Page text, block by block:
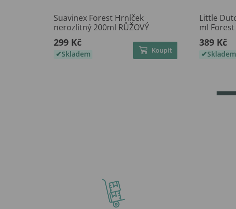
Suavinex Forest Hrníček
nerozlitný 200ml RŮŽOVÝ
299 Kč
Skladem Koupit
Little
ml
389 Kč
Skladem